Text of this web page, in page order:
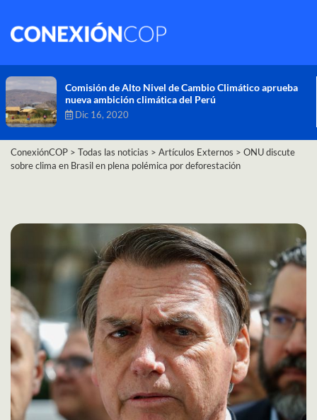
Comisión de Alto Nivel de Cambio Climático aprueba
nueva ambición climática del Perú
Dic 16, 2020
ConexiónCOP > Todas las noticias > Artículos Externos > ONU discute
sobre clima en Brasil en plena polémica por deforestación